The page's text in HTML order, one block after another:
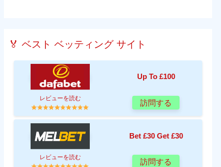
🏅 ベスト ベッティング サイト
Up To £100
レビューを読む
訪問する
Bet £30 Get £30
レビューを読む
訪問する